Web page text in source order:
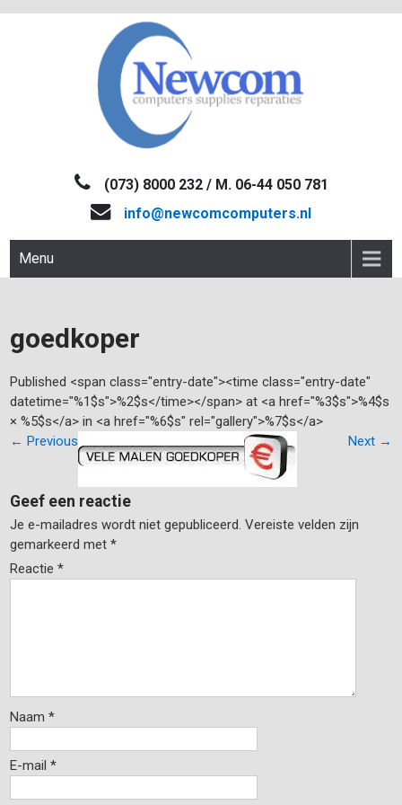
NEWCOM(073) 8000 232 / M. 06-44 050 781
info@newcomcomputers.nl
Menu
goedkoper
Published <span class="entry-date"><time class="entry-date"
datetime="%1$s">%2$s</time></span> at <a href="%3$s">%4$s
× %5$s</a> in <a href="%6$s" rel="gallery">%7$s</a>
← Previous Next →
Geef een reactie
Je e-mailadres wordt niet gepubliceerd. Vereiste velden zijn
gemarkeerd met*
Reactie*
Naam*
E-mail*